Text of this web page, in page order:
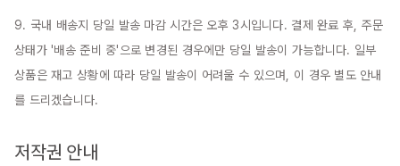
9. 국내 배송지 당일 발송 마감 시간은 오후 3시입니다. 결제 완료 후, 주문
상태가 '배송 준비 중'으로 변경된 경우에만 당일 발송이 가능합니다. 일부
상품은 재고 상황에 따라 당일 발송이 어려울 수 있으며, 이 경우 별도 안내
를 드리겠습니다.
저작권 안내